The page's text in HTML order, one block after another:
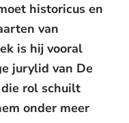
historicus en
van
is hij vooral
jurylid van De
rol schuilt
onder meer